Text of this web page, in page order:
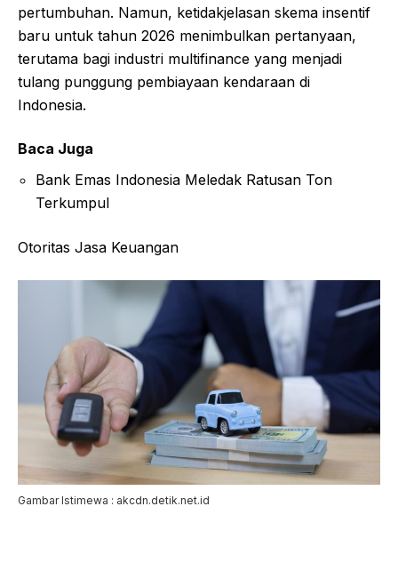
pertumbuhan. Namun, ketidakjelasan skema insentif
baru untuk tahun 2026 menimbulkan pertanyaan,
terutama bagi industri multifinance yang menjadi
tulang punggung pembiayaan kendaraan di
Indonesia.
Baca Juga
Bank Emas Indonesia Meledak Ratusan Ton
Terkumpul
Otoritas Jasa Keuangan
Gambar Istimewa : akcdn.detik.net.id